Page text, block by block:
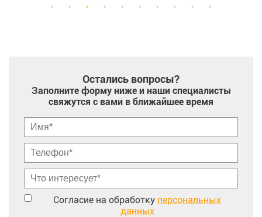
Остались вопросы?
Заполните форму ниже и наши специалисты
свяжутся с вами в ближайшее время
Согласие на обработку персональных
данных